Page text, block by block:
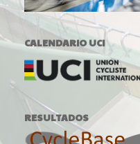
CALENDARIO UCI
RESULTADOS